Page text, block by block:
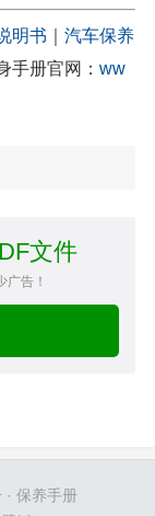
明书
汽车保养
手册官网： ww
文件
告！
· 保养手册